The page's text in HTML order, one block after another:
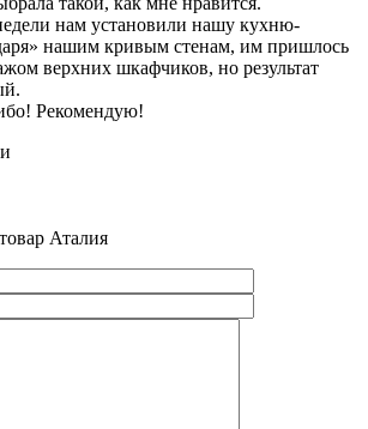
нам установили нашу кухню-
нашим кривым стенам, им пришлось
верхних шкафчиков, но результат
Рекомендую!
Аталия